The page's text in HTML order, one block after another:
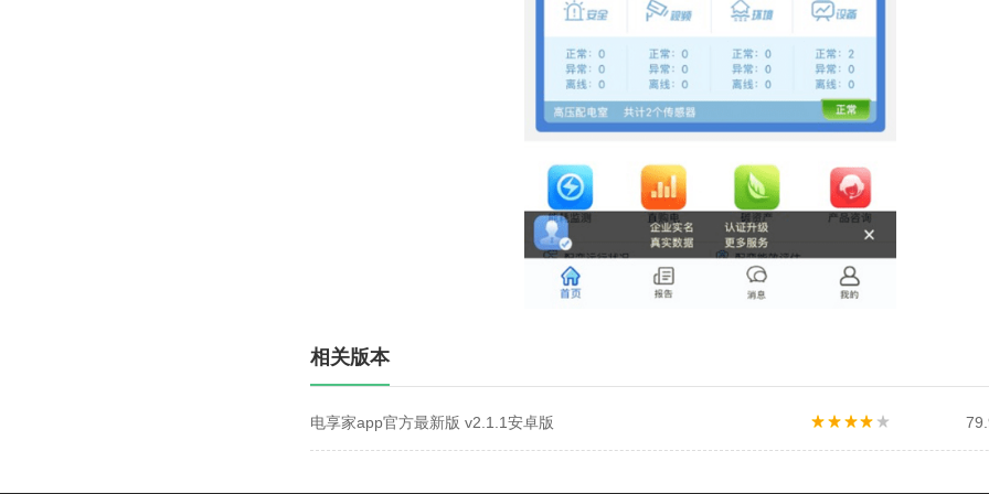
相关版本
电享家app官方最新版 v2.1.1安卓版